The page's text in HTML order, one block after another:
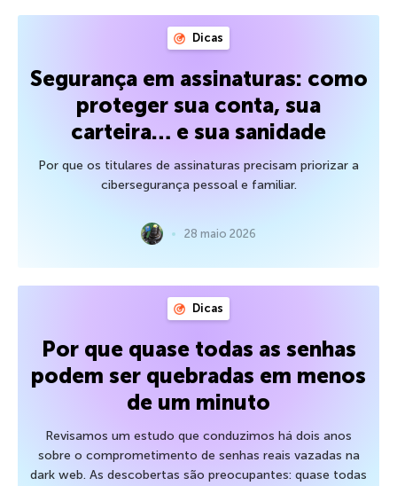
Dicas
Segurança em assinaturas: como
proteger sua conta, sua
carteira… e sua sanidade
Por que os titulares de assinaturas precisam priorizar a
cibersegurança pessoal e familiar.
28 maio 2026
Dicas
Por que quase todas as senhas
podem ser quebradas em menos
de um minuto
Revisamos um estudo que conduzimos há dois anos
sobre o comprometimento de senhas reais vazadas na
dark web. As descobertas são preocupantes: quase todas